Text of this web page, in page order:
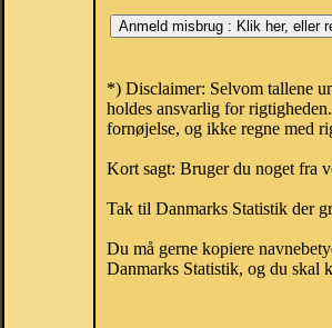
*) Disclaimer: Selvom tallene
holdes ansvarlig for
fornøjelse, og ikke regne med
Kort sagt: Bruger du noget fra
Tak til Danmarks Statistik der
Du må gerne kopiere
Danmarks Statistik, og du skal